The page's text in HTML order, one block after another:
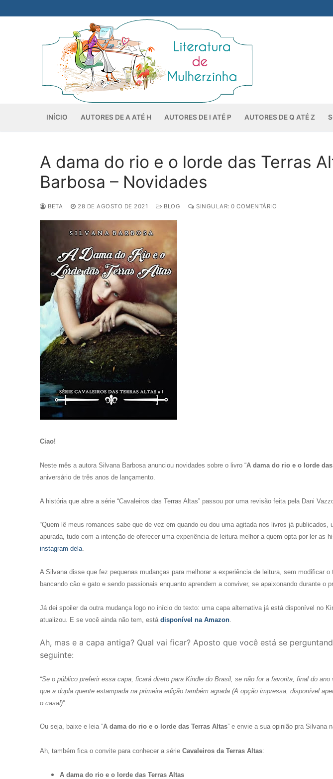
para
INÍCIO AUTORES DE A ATÉ H AUTORES DE I ATÉ P AUTORES DE Q ATÉ Z
A dama do rio e o lorde das Terras
Barbosa – Novidades
BETA 28 DE AGOSTO DE 2021 BLOG SINGULAR: 0 COMENTÁRIO
Ciao!
Neste mês a autora Silvana Barbosa anunciou novidades sobre o livro “A dama do rio e o lorde
aniversário de três anos de lançamento.
A história que abre a série “Cavaleiros das Terras Altas” passou por uma revisão feita pela Dani
“Quem lê meus romances sabe que de vez em quando eu dou uma agitada nos livros já
apurada, tudo com a intenção de oferecer uma experiência de leitura melhor a quem opta por ler as
instagram dela
A Silvana disse que fez pequenas mudanças para melhorar a experiência de leitura, sem modificar
bancando cão e gato e sendo passionais enquanto aprendem a conviver, se apaixonando durante o
Já dei spoiler da outra mudança logo no início do texto: uma capa alternativa já está disponível no
atualizou. E se você ainda não tem, está disponível na Amazon.
Ah, mas e a capa antiga? Qual vai ficar? Aposto que você está se
seguinte:
“Se o público preferir essa capa, ficará direto para Kindle do Brasil, se não for a favorita, final do
que a dupla quente estampada na primeira edição também agrada (A opção impressa, disponível
o casal)”.
Ou seja, baixe e leia “A dama do rio e o lorde das Terras Altas” e envie a sua opinião pra Silvana
Ah, também fica o convite para conhecer a série Cavaleiros da Terras Altas:
A dama do rio e o lorde das Terras Altas